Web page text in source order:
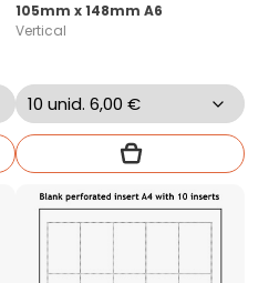
105mm x 148mm A6
Vertical